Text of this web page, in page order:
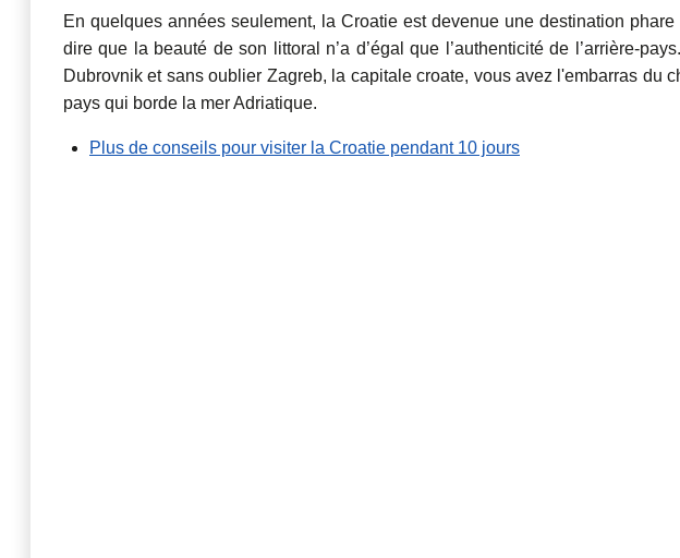
En quelques années seulement, la Croatie est devenue une destination
dire que la beauté de son littoral n’a d’égal que l’authenticité de l’arrière-
Dubrovnik et sans oublier Zagreb, la capitale croate, vous avez l'embarras du
pays qui borde la mer Adriatique.
Plus de conseils pour visiter la Croatie pendant 10 jours